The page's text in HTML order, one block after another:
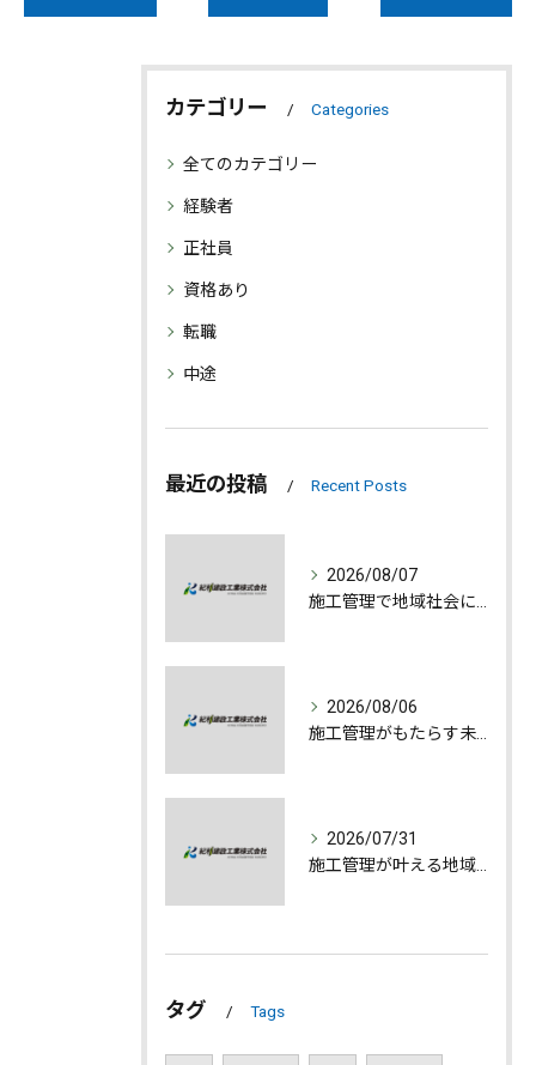
カテゴリー Categories
全てのカテゴリー
経験者
正社員
資格あり
転職
中途
最近の投稿 Recent Posts
2026/08/07
2026/08/06
2026/07/31
タグ Tags